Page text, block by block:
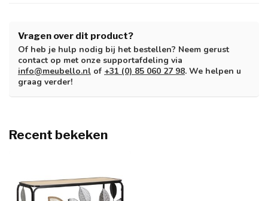
Vragen over dit product?
Of heb je hulp nodig bij het bestellen? Neem gerust
contact op met onze supportafdeling via
info@meubello.nl of +31 (0) 85 060 27 98. We helpen u
graag verder!
Recent bekeken